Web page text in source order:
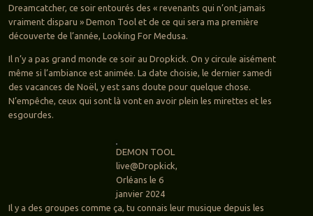
Dreamcatcher, ce soir entourés des « revenants qui n’ont jamais
vraiment disparu » Demon Tool et de ce qui sera ma première
découverte de l’année, Looking For Medusa.
Il n’y a pas grand monde ce soir au Dropkick. On y circule aisément
même si l’ambiance est animée. La date choisie, le dernier samedi
des vacances de Noël, y est sans doute pour quelque chose.
N’empêche, ceux qui sont là vont en avoir plein les mirettes et les
esgourdes.
DEMON TOOL
live@Dropkick,
Orléans le 6
janvier 2024
Il y a des groupes comme ça, tu connais leur musique depuis les